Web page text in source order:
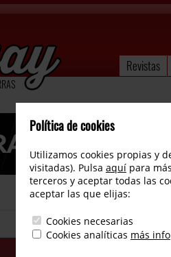
Revistas
Fender
Política de cookies
Utilizamos cookies propias y
visitadas). Pulsa aquí para
terceros y aceptar todas las
aceptar las que elijas:
Cookies necesarias
Cookies analíticas más info